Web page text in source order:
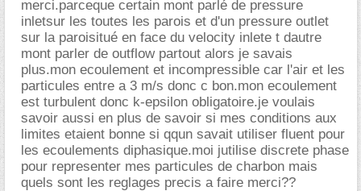
merci.parceque certain mont parlé de pressure
inletsur les toutes les parois et d'un pressure outlet
sur la paroisitué en face du velocity inlete t dautre
mont parler de outflow partout alors je savais
plus.mon ecoulement et incompressible car l'air et les
particules entre a 3 m/s donc c bon.mon ecoulement
est turbulent donc k-epsilon obligatoire.je voulais
savoir aussi en plus de savoir si mes conditions aux
limites etaient bonne si qqun savait utiliser fluent pour
les ecoulements diphasique.moi jutilise discrete phase
pour representer mes particules de charbon mais
quels sont les reglages precis a faire merci??